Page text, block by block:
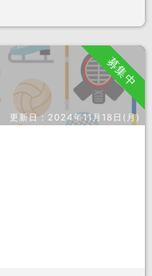
募集中
更新日： 2024年11月18日(月)